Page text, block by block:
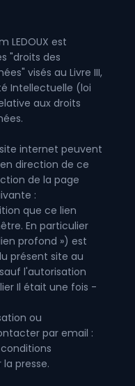
LEDOUX est
"droits des
visés au Livre III,
Intellectuelle (loi
aux droits
internet peuvent
direction de ce
de la page
:
que ce lien
En particulier
profond ») est
présent site au
l'autorisation
Il était une fois -
ou
par email :
presse.